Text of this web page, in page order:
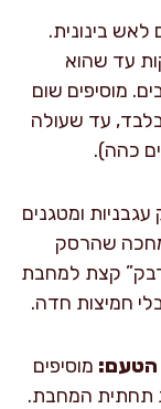
לאש בינונית.
הבצל ומערבבים 4–5 דקות עד שהוא
מוסיפים שום
45–60 שניות בלבד, עד שעולה
כהה).
ומטגנים
מחכה שהרסק
קצת למחבת
חמיצות חדה.
הטעם: מוסיפים
תחתית המחבת.